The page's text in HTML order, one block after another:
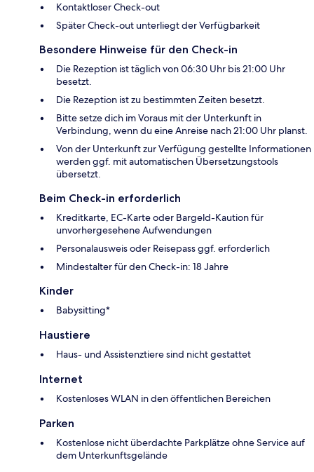
Kontaktloser Check-out
Später Check-out unterliegt der Verfügbarkeit
Besondere Hinweise für den Check-in
Die Rezeption ist täglich von 06:30 Uhr bis 21:00 Uhr
besetzt.
Die Rezeption ist zu bestimmten Zeiten besetzt.
Bitte setze dich im Voraus mit der Unterkunft in
Verbindung, wenn du eine Anreise nach 21:00 Uhr planst.
Von der Unterkunft zur Verfügung gestellte Informationen
werden ggf. mit automatischen Übersetzungstools
übersetzt.
Beim Check-in erforderlich
Kreditkarte, EC-Karte oder Bargeld-Kaution für
unvorhergesehene Aufwendungen
Personalausweis oder Reisepass ggf. erforderlich
Mindestalter für den Check-in: 18 Jahre
Kinder
Babysitting*
Haustiere
Haus- und Assistenztiere sind nicht gestattet
Internet
Kostenloses WLAN in den öffentlichen Bereichen
Parken
Kostenlose nicht überdachte Parkplätze ohne Service auf
dem Unterkunftsgelände